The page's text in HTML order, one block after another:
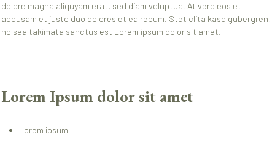
dolore magna aliquyam erat, sed diam voluptua. At vero eos et
accusam et justo duo dolores et ea rebum. Stet clita kasd gubergren,
no sea takimata sanctus est Lorem ipsum dolor sit amet.
Lorem Ipsum dolor sit amet
Lorem ipsum